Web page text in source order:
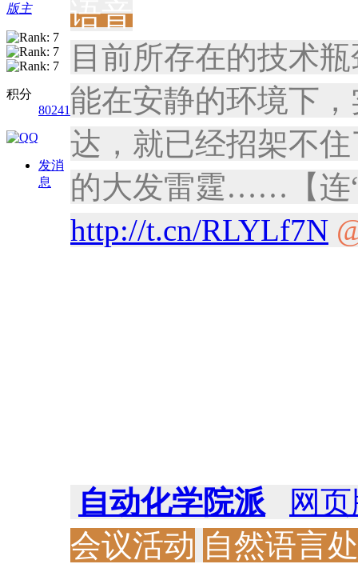
版主
积分
80241
发消
息
语音
目前所存在的技术
能在安静的环境下
达，就已经招架不
的大发雷霆……【连
http://t.cn/RLYLf7N
自动化学院派
网
会议活动 自然语言